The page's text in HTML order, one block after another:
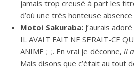
jamais trop creusé à part les
d’où une très honteuse
Motoi Sakuraba: J’aurais
IL AVAIT FAIT NE SERAIT-CE
ANIME ;_;. En vrai je déconne, il
Mais disons que c’était au tout